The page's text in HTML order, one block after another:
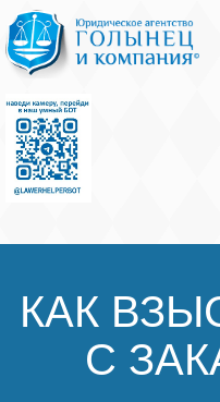
Услуги и наши
Оплата услуг
Задать вопрос
Отзывы
КАК
С